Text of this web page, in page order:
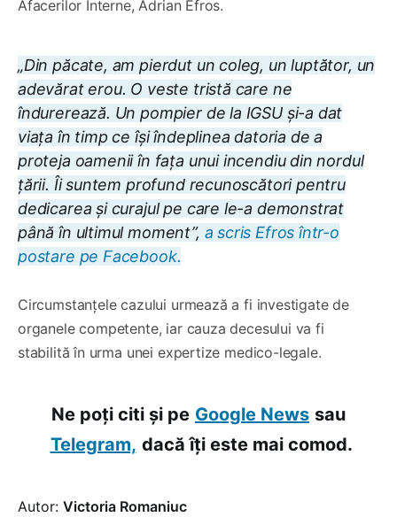
Afacerilor Interne, Adrian Efros.
„Din păcate, am pierdut un coleg, un luptător, un
adevărat erou. O veste tristă care ne
îndurerează. Un pompier de la IGSU și-a dat
viața în timp ce își îndeplinea datoria de a
proteja oamenii în fața unui incendiu din nordul
țării. Îi suntem profund recunoscători pentru
dedicarea și curajul pe care le-a demonstrat
până în ultimul moment”, a scris Efros într-o
postare pe Facebook.
Circumstanțele cazului urmează a fi investigate de
organele competente, iar cauza decesului va fi
stabilită în urma unei expertize medico-legale.
Ne poți citi și pe Google News sau
Telegram, dacă îți este mai comod.
Autor: Victoria Romaniuc